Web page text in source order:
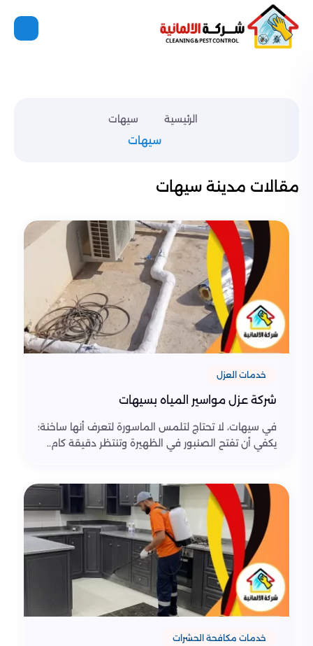
الرئيسية سيهات
سيهات
مقالات مدينة سيهات
خدمات العزل
شركة عزل مواسير المياه بسيهات
في سيهات، لا تحتاج لتلمس الماسورة لتعرف أنها ساخنة؛
يكفي أن تفتح الصنبور في الظهيرة وتنتظر دقيقة كام..
خدمات مكافحة الحشرات